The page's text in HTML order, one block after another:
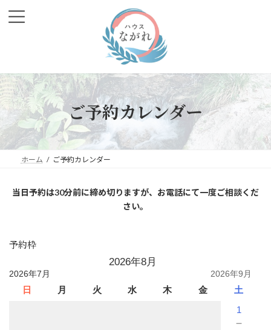
ス
キ
ッ
ン
に
移
ご予約カレンダー
ホーム ご予約カレンダー
当日予約は30分前に締め切りますが、お電話にて一度ご相談くだ
さい。
予約枠
2026年8月
2026年7月 2026年9月
日 月 火 水 木 金
土
1
－